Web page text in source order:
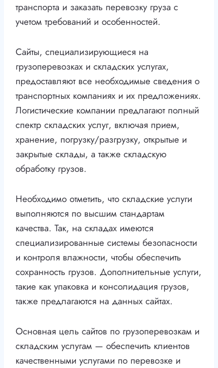
транспорта и заказать перевозку груза с
учетом требований и особенностей.
Сайты, специализирующиеся на
грузоперевозках и складских услугах,
предоставляют все необходимые сведения о
транспортных компаниях и их предложениях.
Логистические компании предлагают полный
спектр складских услуг, включая прием,
хранение, погрузку/разгрузку, открытые и
закрытые склады, а также складскую
обработку грузов.
Необходимо отметить, что складские услуги
выполняются по высшим стандартам
качества. Так, на складах имеются
специализированные системы безопасности
и контроля влажности, чтобы обеспечить
сохранность грузов. Дополнительные услуги,
такие как упаковка и консолидация грузов,
также предлагаются на данных сайтах.
Основная цель сайтов по грузоперевозкам и
складским услугам — обеспечить клиентов
качественными услугами по перевозке и